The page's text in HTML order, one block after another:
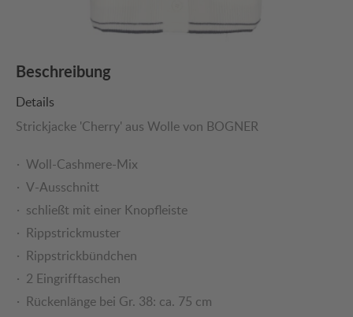
Beschreibung
Details
Strickjacke 'Cherry' aus Wolle von BOGNER
Woll-Cashmere-Mix
V-Ausschnitt
schließt mit einer Knopfleiste
Rippstrickmuster
Rippstrickbündchen
2 Eingrifftaschen
Rückenlänge bei Gr. 38: ca. 75 cm